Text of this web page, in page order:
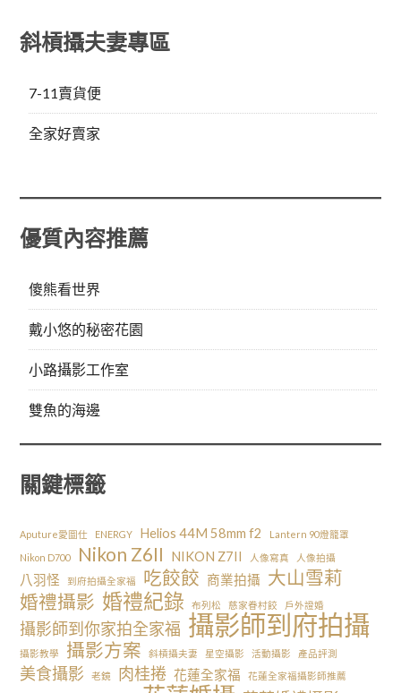
斜槓攝夫妻專區
7-11賣貨便
全家好賣家
優質內容推薦
傻熊看世界
戴小悠的秘密花園
小路攝影工作室
雙魚的海邊
關鍵標籤
Aputure愛圖仕 ENERGY Helios 44M 58mm f2
Lantern 90燈籠罩
Nikon D700
Nikon Z6II NIKON Z7II 人像寫真 人像拍攝
八羽怪 到府拍攝全家福 吃餃餃 商業拍攝 大山雪莉
婚禮攝影 婚禮紀錄 布列松 慈家眷村餃 戶外證婚
攝影師到你家拍全家福 攝影師到府拍攝
攝影教學 攝影方案 斜槓攝夫妻 星空攝影 活動攝影 產品評測
美食攝影 老鏡 肉桂捲 花蓮全家福 花蓮全家福攝影師推薦